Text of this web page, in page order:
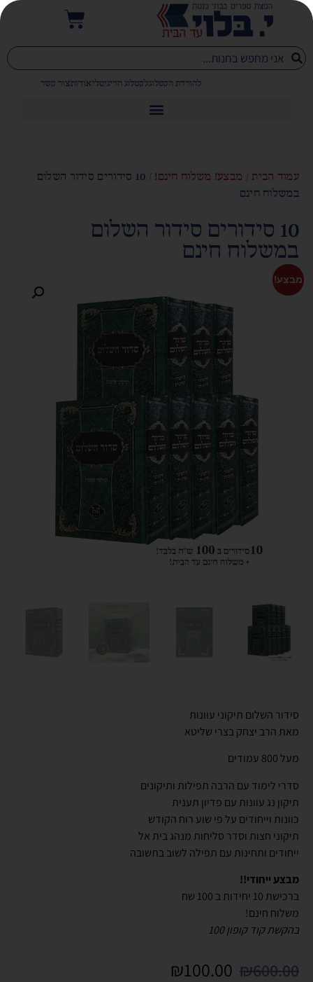
להורדת הקטלוגלקטלוג הדיגיטליאודותצור קשר
עמוד הבית/ מבצע! משלוח חינם!
/ 10 סידורים סידור השלום
במשלוח חינם
10 סידורים סידור השלום
במשלוח חינם
מבצע!
סידור השלום תיקוני עוונות
מאת הרב יצחק בצרי שליטא
מעל 800 עמודים
סדרי לימוד עם הרבה תפילות ותיקונים
תיקון נג עוונות עם פדיון תענית
כוונות וייחודים על פי שוע רוח הקודש
תיקוני חצות וסדר סליחות מנהג בית אל
ייחודים ותחינות עם תפילה לשוב בתשובה
מבצע ייחודי!!
ברכישת 10 יחידות ב 100 שח
משלוח חינם!
בהקשת קוד קופון 100
₪600.00
₪100.00